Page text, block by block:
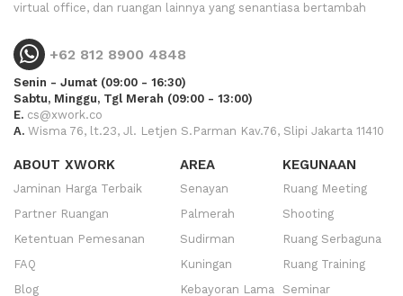
virtual office, dan ruangan lainnya yang senantiasa bertambah
+62 812 8900 4848
Senin - Jumat (09:00 - 16:30)
Sabtu, Minggu, Tgl Merah (09:00 - 13:00)
E. cs@xwork.co
A. Wisma 76, lt.23, Jl. Letjen S.Parman Kav.76, Slipi Jakarta 11410
ABOUT XWORK
Jaminan Harga Terbaik
Partner Ruangan
Ketentuan Pemesanan
FAQ
Blog
AREA
Senayan
Palmerah
Sudirman
Kuningan
Kebayoran Lama
KEGUNAAN
Ruang Meeting
Shooting
Ruang Serbaguna
Ruang Training
Seminar